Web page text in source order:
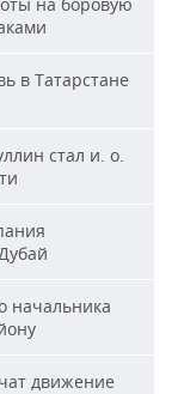
в Татарстане
стал и. о.
начальника
движение